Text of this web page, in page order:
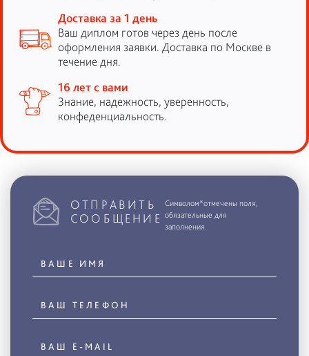
Доставка за 1 день
Ваш диплом готов через день после
оформления заявки. Доставка по Москве в
течение дня.
16 лет с вами
Знание, надежность, уверенность,
конфеденциальность.
ОТПРАВИТЬ
СООБЩЕНИЕ
Символом*отмечены поля,
обязательные для
заполнения.